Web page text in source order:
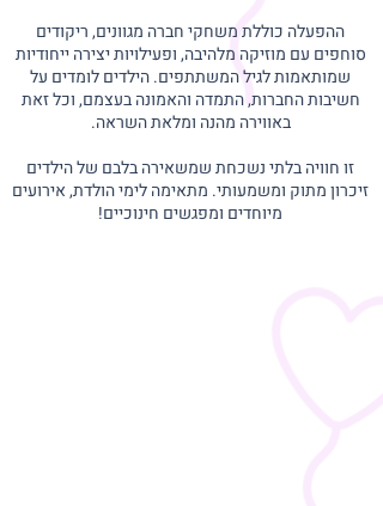
ההפעלה כוללת משחקי חברה מגוונים, ריקודים
סוחפים עם מוזיקה מלהיבה, ופעילויות יצירה ייחודיות
שמותאמות לגיל המשתתפים. הילדים לומדים על
חשיבות החברות, התמדה והאמונה בעצמם, וכל זאת
באווירה מהנה ומלאת השראה.
זו חוויה בלתי נשכחת שמשאירה בלבם של הילדים
זיכרון מתוק ומשמעותי. מתאימה לימי הולדת, אירועים
מיוחדים ומפגשים חינוכיים!